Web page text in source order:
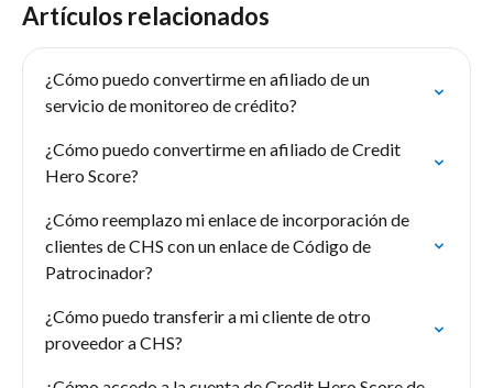
Artículos relacionados
¿Cómo puedo convertirme en afiliado de un
servicio de monitoreo de crédito?
¿Cómo puedo convertirme en afiliado de Credit
Hero Score?
¿Cómo reemplazo mi enlace de incorporación de
clientes de CHS con un enlace de Código de
Patrocinador?
¿Cómo puedo transferir a mi cliente de otro
proveedor a CHS?